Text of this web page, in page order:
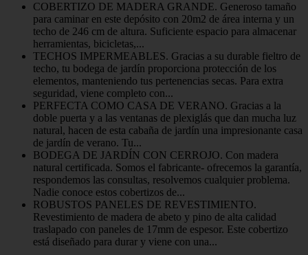
COBERTIZO DE MADERA GRANDE. Generoso tamaño
para caminar en este depósito con 20m2 de área interna y un
techo de 246 cm de altura. Suficiente espacio para almacenar
herramientas, bicicletas,...
TECHOS IMPERMEABLES. Gracias a su durable fieltro de
techo, tu bodega de jardín proporciona protección de los
elementos, manteniendo tus pertenencias secas. Para extra
seguridad, viene completo con...
PERFECTA COMO CASA DE VERANO. Gracias a la
doble puerta y a las ventanas de plexiglás que dan mucha luz
natural, hacen de esta cabaña de jardín una impresionante casa
de jardín de verano. Tu...
BODEGA DE JARDÍN CON CERROJO. Con madera
natural certificada. Somos el fabricante- ofrecemos la garantía,
respondemos las consultas, resolvemos cualquier problema.
Nadie conoce estos cobertizos de...
ROBUSTOS PANELES DE REVESTIMIENTO.
Revestimiento de madera de abeto y pino de alta calidad
traslapado con paneles de 17mm de espesor. Este cobertizo
está diseñado para durar y viene con una...